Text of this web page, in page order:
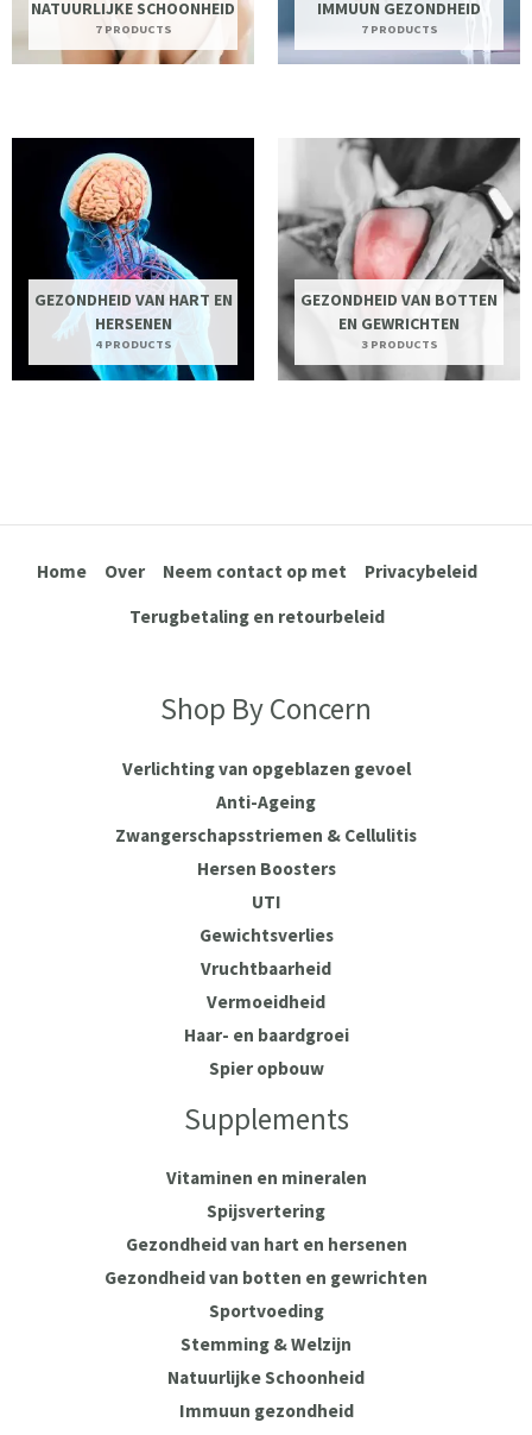
NATUURLIJKE SCHOONHEID
7 PRODUCTS
IMMUUN GEZONDHEID
7 PRODUCTS
GEZONDHEID VAN HART EN
HERSENEN
4 PRODUCTS
GEZONDHEID VAN BOTTEN
EN GEWRICHTEN
3 PRODUCTS
Home Over Neem contact op met
Privacybeleid
Terugbetaling en retourbeleid
Shop By Concern
Verlichting van opgeblazen gevoel
Anti-Ageing
Zwangerschapsstriemen & Cellulitis
Hersen Boosters
UTI
Gewichtsverlies
Vruchtbaarheid
Vermoeidheid
Haar- en baardgroei
Spier opbouw
Supplements
Vitaminen en mineralen
Spijsvertering
Gezondheid van hart en hersenen
Gezondheid van botten en gewrichten
Sportvoeding
Stemming & Welzijn
Natuurlijke Schoonheid
Immuun gezondheid